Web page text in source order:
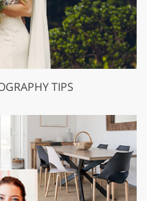
TIPS